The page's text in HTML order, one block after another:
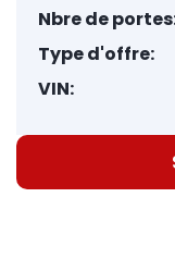
Nbre de
Type d'offre:
VIN: